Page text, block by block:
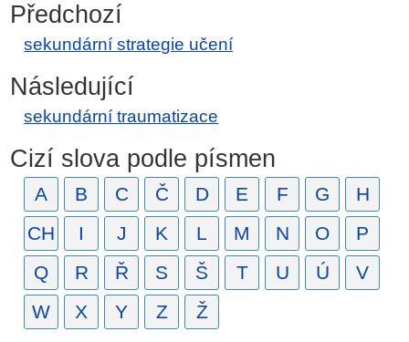
Předchozí
sekundární strategie učení
Následující
sekundární traumatizace
Cizí slova podle písmen
A B C Č D E F G
H
CH
I J K L M N O
P
Q
R Ř S Š T U Ú
V
W
X Y Z Ž